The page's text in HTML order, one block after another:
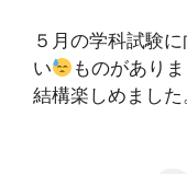
５月の学科試験
い
ものがあり
結構楽しめました